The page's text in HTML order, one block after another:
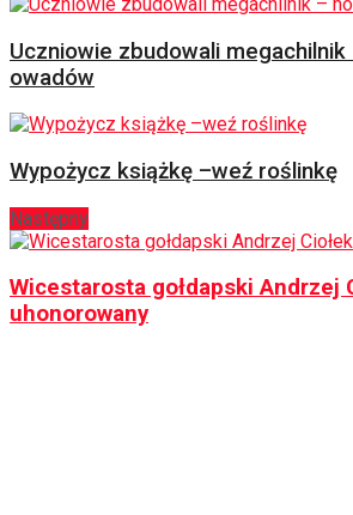
Uczniowie zbudowali
owadów
Wypożycz książkę –weź roślinkę
Następny
Wicestarosta gołdapski Andrzej
uhonorowany